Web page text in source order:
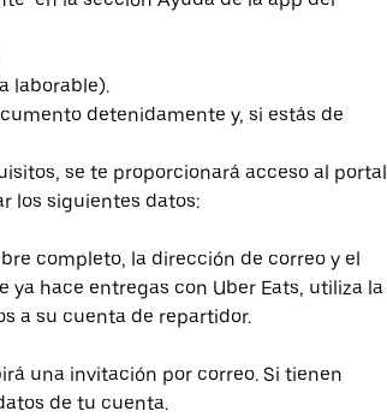
laborable).
detenidamente y, si estás de
se te proporcionará acceso al portal
los siguientes datos:
completo, la dirección de correo y el
hace entregas con Uber Eats, utiliza la
a su cuenta de repartidor.
una invitación por correo. Si tienen
de tu cuenta.